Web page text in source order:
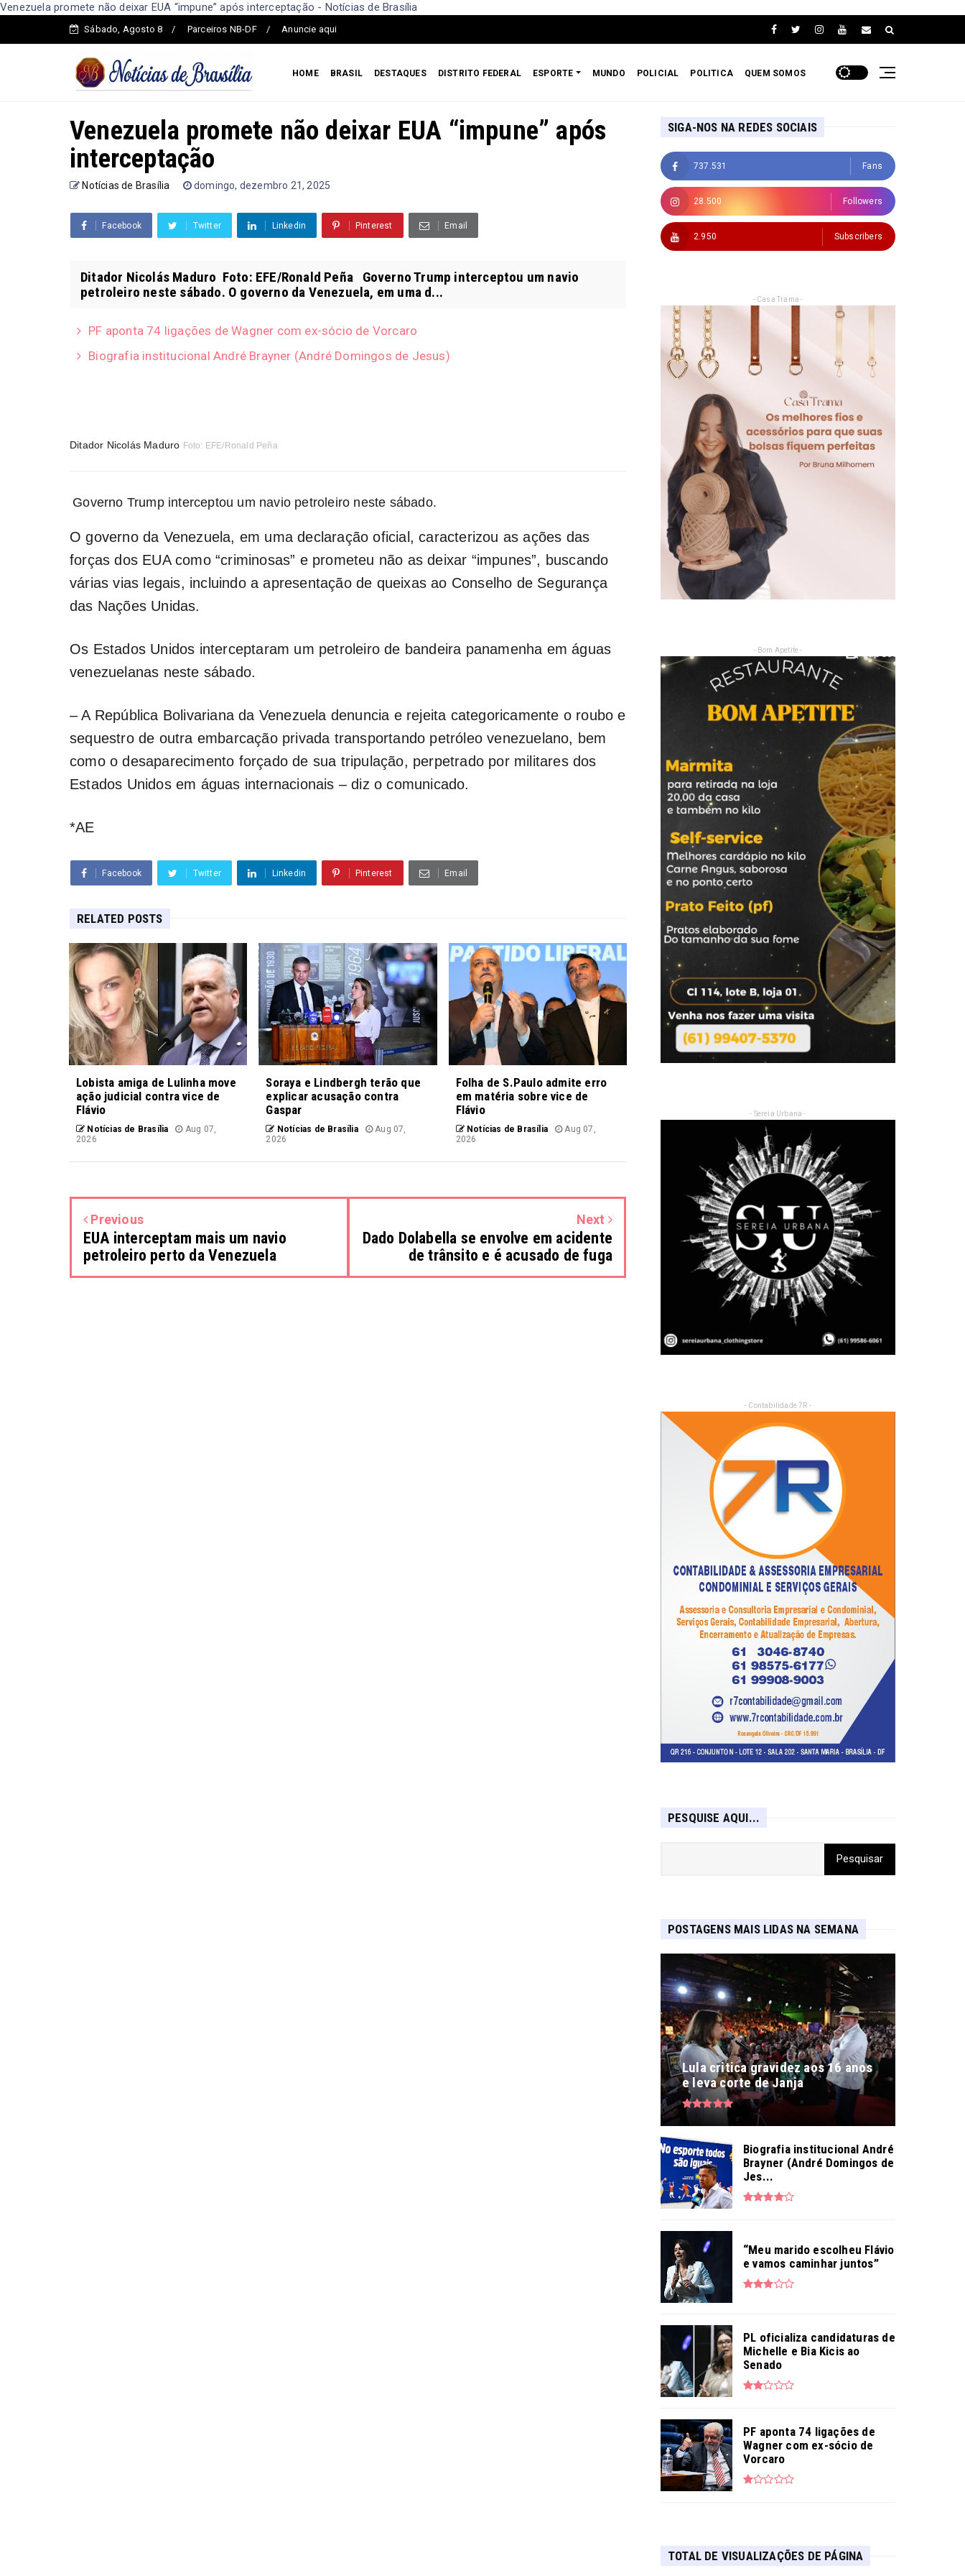
Venezuela promete não deixar EUA “impune” após interceptação - Notícias de Brasília
Sábado, Agosto 8 Parceiros NB-DF Anuncie aqui
HOME BRASIL DESTAQUES DISTRITO FEDERAL ESPORTE MUNDO POLICIAL POLITICA QUEM SOMOS
Venezuela promete não deixar EUA “impune” após
interceptação
Notícias de Brasília domingo, dezembro 21, 2025
Facebook Twitter Linkedin Pinterest Email
Ditador Nicolás Maduro Foto: EFE/Ronald Peña Governo Trump interceptou um navio
petroleiro neste sábado. O governo da Venezuela, em uma d...
PF aponta 74 ligações de Wagner com ex-sócio de Vorcaro
Biografia institucional André Brayner (André Domingos de Jesus)
Ditador Nicolás Maduro Foto: EFE/Ronald Peña
Governo Trump interceptou um navio petroleiro neste sábado.
O governo da Venezuela, em uma declaração oficial, caracterizou as ações das
forças dos EUA como “criminosas” e prometeu não as deixar “impunes”, buscando
várias vias legais, incluindo a apresentação de queixas ao Conselho de Segurança
das Nações Unidas.
Os Estados Unidos interceptaram um petroleiro de bandeira panamenha em águas
venezuelanas neste sábado.
– A República Bolivariana da Venezuela denuncia e rejeita categoricamente o roubo e
sequestro de outra embarcação privada transportando petróleo venezuelano, bem
como o desaparecimento forçado de sua tripulação, perpetrado por militares dos
Estados Unidos em águas internacionais – diz o comunicado.
*AE
Facebook Twitter Linkedin Pinterest Email
RELATED POSTS
Lobista amiga de Lulinha move
ação judicial contra vice de
Flávio
Notícias de Brasília
Aug 07,
2026
Soraya e Lindbergh terão que
explicar acusação contra
Gaspar
Notícias de Brasília
Aug 07,
2026
Folha de S.Paulo admite erro
em matéria sobre vice de
Flávio
Notícias de Brasília
Aug 07,
2026
Previous
EUA interceptam mais um navio
petroleiro perto da Venezuela
Next
Dado Dolabella se envolve em acidente
de trânsito e é acusado de fuga
SIGA-NOS NA REDES SOCIAIS
737.531 Fans
28.500 Followers
2.950 Subscribers
- Casa Trama -
- Bom Apetite -
- Sereia Urbana -
- Contabilidade 7R -
PESQUISE AQUI...
POSTAGENS MAIS LIDAS NA SEMANA
Lula critica gravidez aos 16 anos
e leva corte de Janja
Biografia institucional André
Brayner (André Domingos de
Jes...
“Meu marido escolheu Flávio
e vamos caminhar juntos”
PL oficializa candidaturas de
Michelle e Bia Kicis ao
Senado
PF aponta 74 ligações de
Wagner com ex-sócio de
Vorcaro
TOTAL DE VISUALIZAÇÕES DE PÁGINA